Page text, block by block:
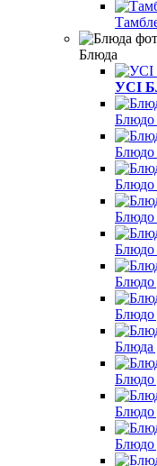
Блюда
УСІ
Блюдо
Блюдо
Блюдо
Блюдо
Блюдо
Блюдо
Блюда
Блюдо
Блюдо
Блюдо